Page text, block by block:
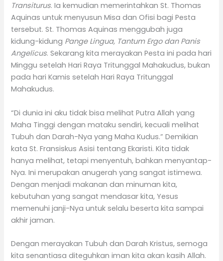
Transiturus. Ia kemudian memerintahkan St. Thomas
Aquinas untuk menyusun Misa dan Ofisi bagi Pesta
tersebut. St. Thomas Aquinas menggubah juga
kidung-kidung Pange Lingua, Tantum Ergo dan Panis
Angelicus. Sekarang kita merayakan Pesta ini pada hari
Minggu setelah Hari Raya Tritunggal Mahakudus, bukan
pada hari Kamis setelah Hari Raya Tritunggal
Mahakudus.
“Di dunia ini aku tidak bisa melihat Putra Allah yang
Maha Tinggi dengan mataku sendiri, kecuali melihat
Tubuh dan Darah-Nya yang Maha Kudus.” Demikian
kata St. Fransiskus Asisi tentang Ekaristi. Kita tidak
hanya melihat, tetapi menyentuh, bahkan menyantap-
Nya. Ini merupakan anugerah yang sangat istimewa.
Dengan menjadi makanan dan minuman kita,
kebutuhan yang sangat mendasar kita, Yesus
memenuhi janji-Nya untuk selalu beserta kita sampai
akhir jaman.
Dengan merayakan Tubuh dan Darah Kristus, semoga
kita senantiasa diteguhkan iman kita akan kasih Allah.